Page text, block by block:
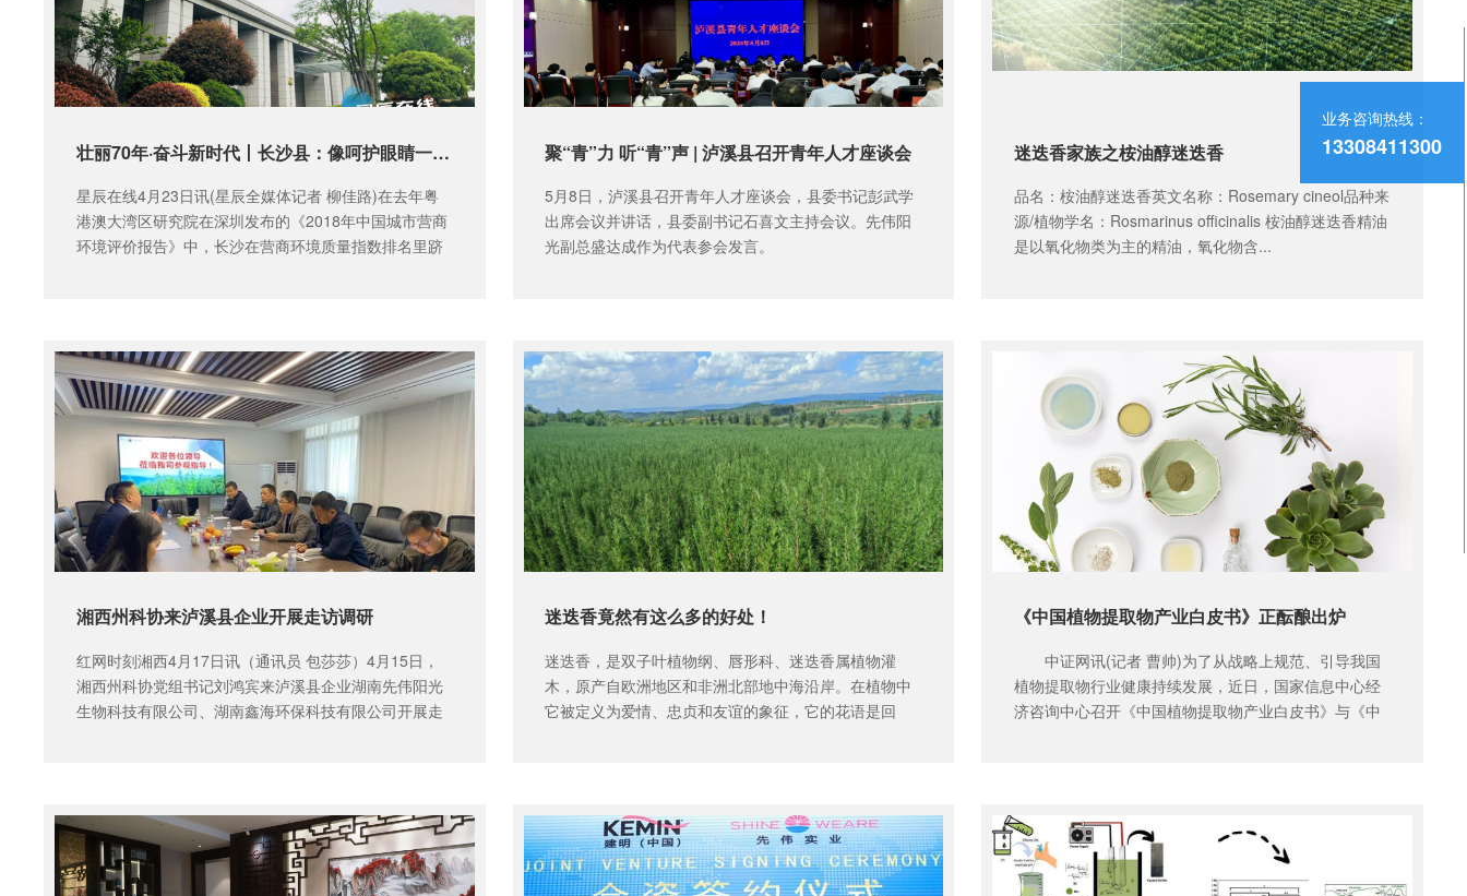
壮丽70年·奋斗新时代丨长沙县：像呵护眼睛一样呵护营商环境
星辰在线4月23日讯(星辰全媒体记者 柳佳路)在去年粤
港澳大湾区研究院在深圳发布的《2018年中国城市营商
环境评价报告》中，长沙在营商环境质量指数排名里跻
聚“青”力 听“青”声 | 泸溪县召开青年人才座谈会
5月8日，泸溪县召开青年人才座谈会，县委书记彭武学
出席会议并讲话，县委副书记石喜文主持会议。先伟阳
光副总盛达成作为代表参会发言。
迷迭香家族之桉油醇迷迭香
品名：桉油醇迷迭香英文名称：Rosemary cineol品种来
源/植物学名：Rosmarinus officinalis 桉油醇迷迭香精油
是以氧化物类为主的精油，氧化物含...
湘西州科协来泸溪县企业开展走访调研
红网时刻湘西4月17日讯（通讯员 包莎莎）4月15日，
湘西州科协党组书记刘鸿宾来泸溪县企业湖南先伟阳光
生物科技有限公司、湖南鑫海环保科技有限公司开展走
迷迭香竟然有这么多的好处！
迷迭香，是双子叶植物纲、唇形科、迷迭香属植物灌
木，原产自欧洲地区和非洲北部地中海沿岸。在植物中
它被定义为爱情、忠贞和友谊的象征，它的花语是回
《中国植物提取物产业白皮书》正酝酿出炉
中证网讯(记者 曹帅)为了从战略上规范、引导我国
植物提取物行业健康持续发展，近日，国家信息中心经
济咨询中心召开《中国植物提取物产业白皮书》与《中
业务咨询热线：
13308411300